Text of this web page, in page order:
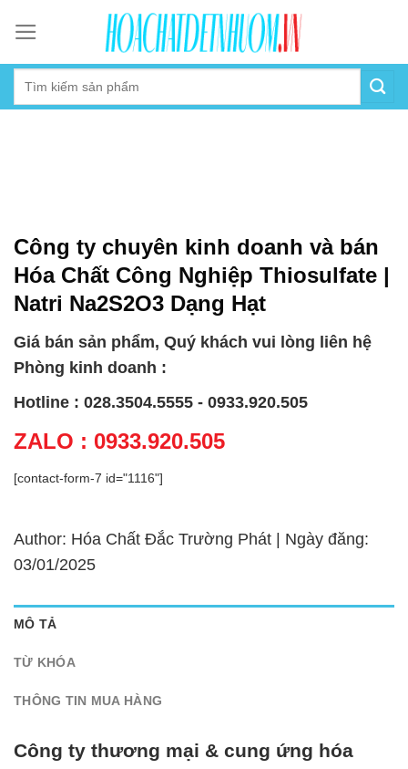
content
Công ty chuyên kinh doanh và bán
Hóa Chất Công Nghiệp Thiosulfate |
Natri Na2S2O3 Dạng Hạt
Giá bán sản phẩm, Quý khách vui lòng liên hệ
Phòng kinh doanh :
Hotline : 028.3504.5555 - 0933.920.505
ZALO : 0933.920.505
[contact-form-7 id="1116"]
Author: Hóa Chất Đắc Trường Phát | Ngày đăng:
03/01/2025
MÔ TẢ
TỪ KHÓA
THÔNG TIN MUA HÀNG
Công ty thương mại & cung ứng hóa